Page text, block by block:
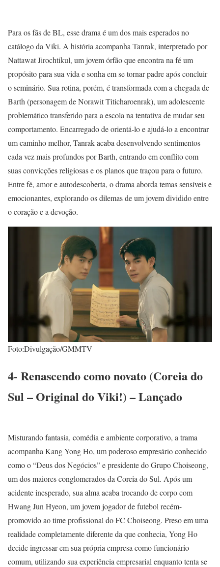
Para os fãs de BL, esse drama é um dos mais esperados no
catálogo da Viki. A história acompanha Tanrak, interpretado por
Nattawat Jirochtikul, um jovem órfão que encontra na fé um
propósito para sua vida e sonha em se tornar padre após concluir
o seminário. Sua rotina, porém, é transformada com a chegada de
Barth (personagem de Norawit Titicharoenrak), um adolescente
problemático transferido para a escola na tentativa de mudar seu
comportamento. Encarregado de orientá-lo e ajudá-lo a encontrar
um caminho melhor, Tanrak acaba desenvolvendo sentimentos
cada vez mais profundos por Barth, entrando em conflito com
suas convicções religiosas e os planos que traçou para o futuro.
Entre fé, amor e autodescoberta, o drama aborda temas sensíveis e
emocionantes, explorando os dilemas de um jovem dividido entre
o coração e a devoção.
Foto:Divulgação/GMMTV
4- Renascendo como novato (Coreia do
Sul – Original do Viki!) – Lançado
Misturando fantasia, comédia e ambiente corporativo, a trama
acompanha Kang Yong Ho, um poderoso empresário conhecido
como o “Deus dos Negócios” e presidente do Grupo Choiseong,
um dos maiores conglomerados da Coreia do Sul. Após um
acidente inesperado, sua alma acaba trocando de corpo com
Hwang Jun Hyeon, um jovem jogador de futebol recém-
promovido ao time profissional do FC Choiseong. Preso em uma
realidade completamente diferente da que conhecia, Yong Ho
decide ingressar em sua própria empresa como funcionário
comum, utilizando sua experiência empresarial enquanto tenta se